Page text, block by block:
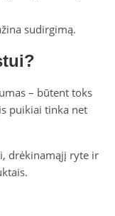
sudirgimą.
– būtent toks
puikiai tinka net
drėkinamąjį ryte ir